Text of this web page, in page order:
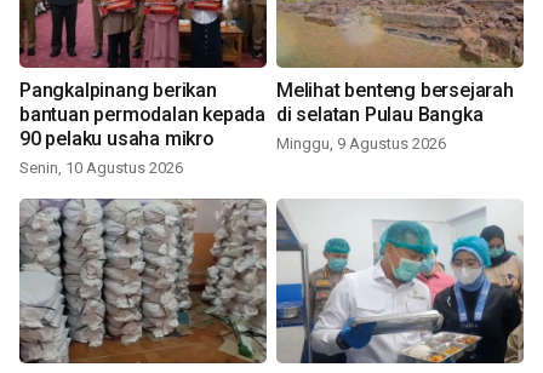
Pangkalpinang berikan
bantuan permodalan kepada
90 pelaku usaha mikro
Senin, 10 Agustus 2026
Melihat benteng bersejarah
di selatan Pulau Bangka
Minggu, 9 Agustus 2026